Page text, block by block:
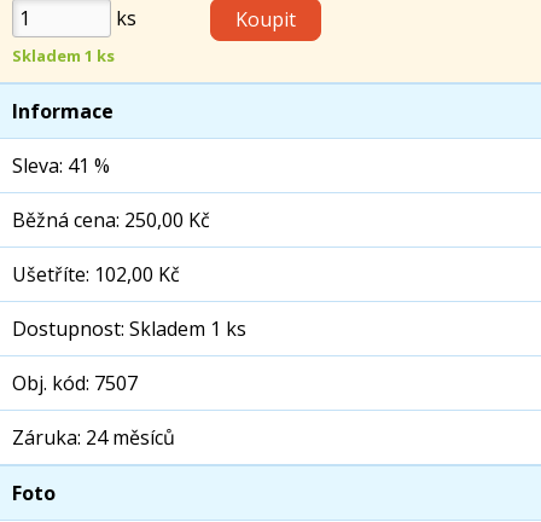
ks
Skladem 1 ks
Informace
Sleva: 41 %
Běžná cena: 250,00 Kč
Ušetříte: 102,00 Kč
Dostupnost: Skladem 1 ks
Obj. kód: 7507
Záruka: 24 měsíců
Foto